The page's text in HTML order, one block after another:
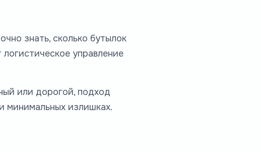
знать, сколько бутылок
управление
или дорогой, подход
минимальных излишках.